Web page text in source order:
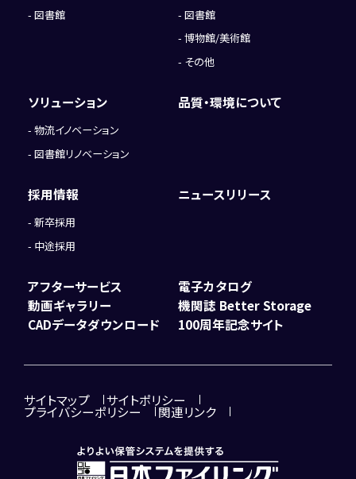
図書館
図書館
博物館/美術館
その他
ソリューション
物流イノベーション
図書館リノベーション
品質・環境について
採用情報
新卒採用
中途採用
ニュースリリース
アフターサービス
電子カタログ
動画ギャラリー
機関誌 Better Storage
CADデータダウンロード
100周年記念サイト
サイトマップ サイトポリシー
プライバシーポリシー 関連リンク